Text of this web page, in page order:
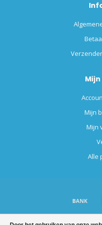
Mijn
Mijn
Alle
© Copyright 2026 Altijdverf.nl